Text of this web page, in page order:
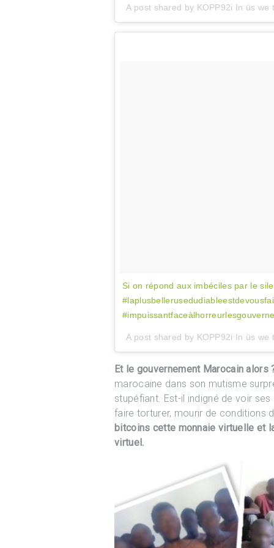
A post shared by KOPP92i In üs
Si on répond aux imbéciles par le
A post shared by KOPP92i In üs
Et le gouvernement Marocain
marocaine dans son mutisme
stupéfiant. Est-il indigné de voir
faire torturer, mourir de conditions
bitcoins cette monnaie virtuelle et
virtuel.